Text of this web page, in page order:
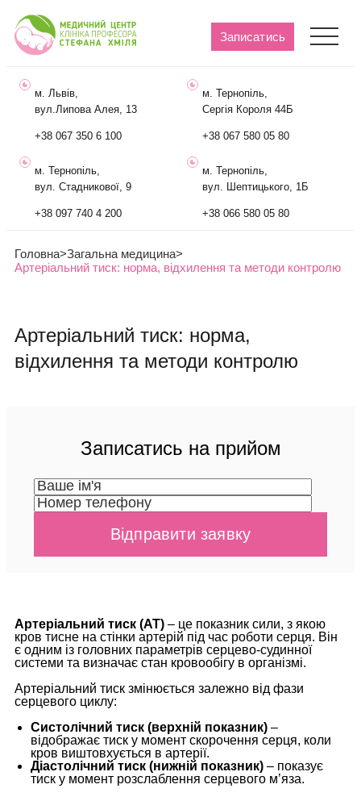
м. Львів,
вул.Липова Алея, 13
+38 067 350 6 100
м. Тернопіль,
Сергія Короля 44Б
+38 067 580 05 80
м. Тернопіль,
вул. Стадникової, 9
+38 097 740 4 200
м. Тернопіль,
вул. Шептицького, 1Б
+38 066 580 05 80
Записатись
Головна>Загальна медицина>
Артеріальний тиск: норма, відхилення та методи контролю
Артеріальний тиск: норма,
відхилення та методи контролю
Записатись на прийом
Артеріальний тиск (АТ) – це показник сили, з якою
кров тисне на стінки артерій під час роботи серця. Він
є одним із головних параметрів серцево-судинної
системи та визначає стан кровообігу в організмі.
Артеріальний тиск змінюється залежно від фази
серцевого циклу:
Систолічний тиск (верхній показник) –
відображає тиск у момент скорочення серця, коли
кров виштовхується в артерії.
Діастолічний тиск (нижній показник) – показує
тиск у момент розслаблення серцевого м’яза.